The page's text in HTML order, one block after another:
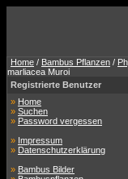
Home / Bambus Pflanzen /
marliacea Muroi
Registrierte Benutzer
» Home
» Suchen
» Password vergessen
» Impressum
» Datenschutzerklärung
» Bambus Bilder